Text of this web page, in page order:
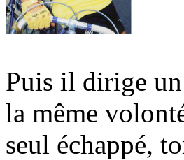
Puis il dirige
la même
seul échappé,